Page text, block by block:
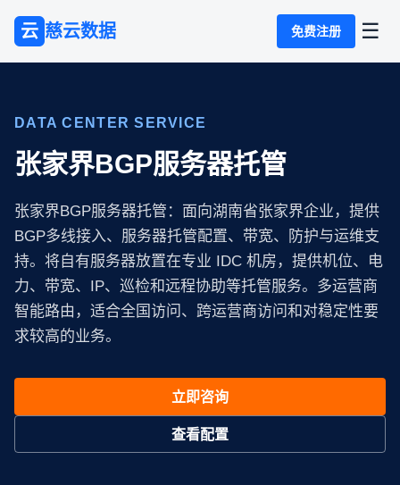
云 慈云数据 免费注册 ☰
DATA CENTER SERVICE
张家界BGP服务器托管
张家界BGP服务器托管：面向湖南省张家界企业，提供
BGP多线接入、服务器托管配置、带宽、防护与运维支
持。将自有服务器放置在专业 IDC 机房，提供机位、电
力、带宽、IP、巡检和远程协助等托管服务。多运营商
智能路由，适合全国访问、跨运营商访问和对稳定性要
求较高的业务。
立即咨询
查看配置